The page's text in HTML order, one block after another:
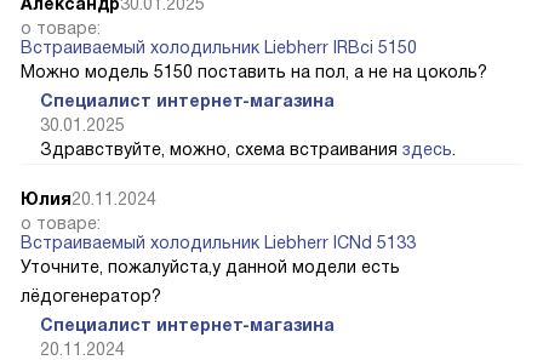
о товаре:
Встраиваемый холодильник Liebherr IRBci 5150
Можно модель 5150 поставить на пол, а не на цоколь?
Специалист интернет-магазина
30.01.2025
Здравствуйте, можно, схема встраивания здесь
Юлия20.11.2024
о товаре:
Встраиваемый холодильник Liebherr ICNd 5133
Уточните, пожалуйста,у данной модели есть
лёдогенератор?
Специалист интернет-магазина
20.11.2024